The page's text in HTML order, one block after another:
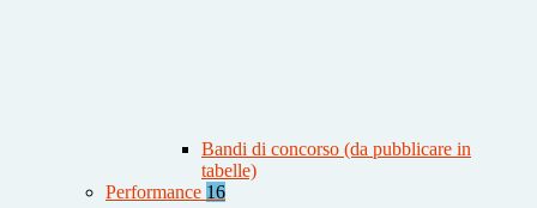
Bandi di concorso (da pubblicare in
tabelle)
Performance 16